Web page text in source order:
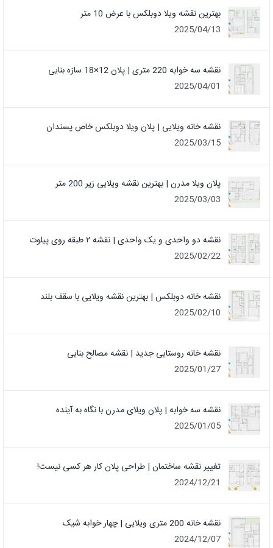
بهترین نقشه ویلا دوبلکس با عرض 10 متر
2025/04/13
نقشه سه خوابه 220 متری | پلان 12×18 سازه بنایی
2025/04/01
نقشه خانه ویلایی | پلان ویلا دوبلکس خاص پسندان
2025/03/15
پلان ویلا مدرن | بهترین نقشه ویلایی زیر 200 متر
2025/03/03
نقشه دو واحدی و یک واحدی | نقشه ۲ طبقه روی پیلوت
2025/02/22
نقشه خانه دوبلکس | بهترین نقشه ویلایی با سقف بلند
2025/02/10
نقشه خانه روستایی جدید | نقشه مصالح بنایی
2025/01/27
نقشه سه خوابه | پلان ویلای مدرن با نگاه به آینده
2025/01/05
تغییر نقشه ساختمان | طراحی پلان کار هر کسی نیست!
2024/12/21
نقشه خانه 200 متری ویلایی | چهار خوابه شیک
2024/12/07